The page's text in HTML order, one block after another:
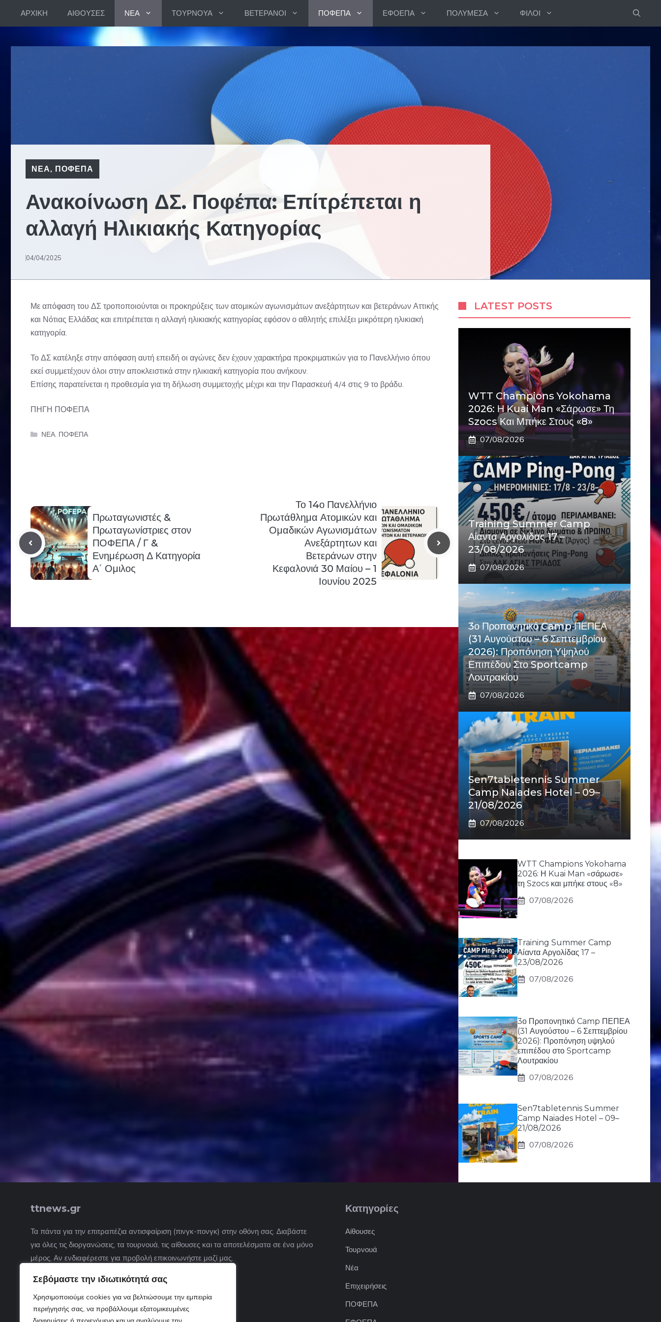
Σεβόμαστε την ιδιωτικότητά σας
Χρησιμοποιούμε cookies για να βελτιώσουμε την εμπειρία
περιήγησής σας, να προβάλλουμε εξατομικευμένες
ΑΡΧΙΚΗ ΑΙΘΟΥΣΕΣ ΝΕΑ ΤΟΥΡΝΟΥΑ ΒΕΤΕΡΑΝΟΙ ΠΟΦΕΠΑ ΕΦΟΕΠΑ ΠΟΛΥΜΕΣΑ ΦΙΛΟΙ
ΝΕΑ, ΠΟΦΕΠΑ
Ανακοίνωση ΔΣ. Ποφέπα: Επίτρέπεται η
αλλαγή Ηλικιακής Κατηγορίας
04/04/2025
Με απόφαση του ΔΣ τροποποιούνται οι προκηρύξεις των ατομικών αγωνισμάτων ανεξάρτητων και βετεράνων Αττικής
και Νότιας Ελλάδας και επιτρέπεται η αλλαγή ηλικιακής κατηγορίας εφόσον ο αθλητής επιλέξει μικρότερη ηλικιακή
κατηγορία.
Το ΔΣ κατέληξε στην απόφαση αυτή επειδή οι αγώνες δεν έχουν χαρακτήρα προκριματικών για το Πανελλήνιο όπου
εκεί συμμετέχουν όλοι στην αποκλειστικά στην ηλικιακή κατηγορία που ανήκουν.
Επίσης παρατείνεται η προθεσμία για τη δήλωση συμμετοχής μέχρι και την Παρασκευή 4/4 στις 9 το βράδυ.
ΠΗΓΗ ΠΟΦΕΠΑ
Categories
ΝΕΑ, ΠΟΦΕΠΑ
Πρωταγωνιστές &
Πρωταγωνίστριες στον
ΠΟΦΕΠΑ / Γ &
Ενημέρωση Δ Κατηγορία
Α΄ Ομιλος
Το 14ο Πανελλήνιο
Πρωτάθλημα Ατομικών και
Ομαδικών Αγωνισμάτων
Ανεξάρτητων και
Βετεράνων στην
Κεφαλονιά 30 Μαίου – 1
Ιουνίου 2025
LATEST POSTS
WTT Champions Yokohama
2026: Η Kuai Man «σάρωσε» Τη
Szocs Και Μπήκε Στους «8»
07/08/2026
Training Summer Camp
Αίαντα Αργολίδας 17 –
23/08/2026
07/08/2026
3ο Προπονητικό Camp ΠΕΠΕΑ
(31 Αυγούστου – 6 Σεπτεμβρίου
2026): Προπόνηση Υψηλού
Επιπέδου Στο Sportcamp
Λουτρακίου
07/08/2026
Sen7tabletennis Summer
Camp Naiades Hotel – 09–
21/08/2026
07/08/2026
WTT Champions Yokohama
2026: Η Kuai Man «σάρωσε»
τη Szocs και μπήκε στους «8»
07/08/2026
Training Summer Camp
Αίαντα Αργολίδας 17 –
23/08/2026
07/08/2026
3ο Προπονητικό Camp ΠΕΠΕΑ
(31 Αυγούστου – 6 Σεπτεμβρίου
2026): Προπόνηση υψηλού
επιπέδου στο Sportcamp
Λουτρακίου
07/08/2026
Sen7tabletennis Summer
Camp Naiades Hotel – 09–
21/08/2026
07/08/2026
ttnews.gr
Τα πάντα για την επιτραπέζια αντισφαίριση (πινγκ-πονγκ) στην οθόνη σας. Διαβάστε
για όλες τις διοργανώσεις, τα τουρνουά, τις αίθουσες και τα αποτελέσματα σε ένα μόνο
μέρος. Αν ενδιαφέρεστε για προβολή επικοινωνήστε μαζί μας.
Κατηγορίες
Αίθουσες
Τουρνουά
Νέα
Επιχειρήσεις
ΠΟΦΕΠΑ